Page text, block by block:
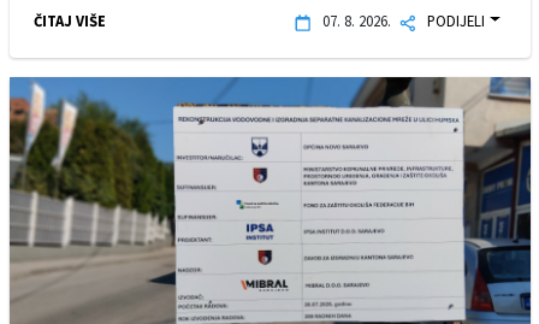
ČITAJ VIŠE 07. 8. 2026. PODIJELI